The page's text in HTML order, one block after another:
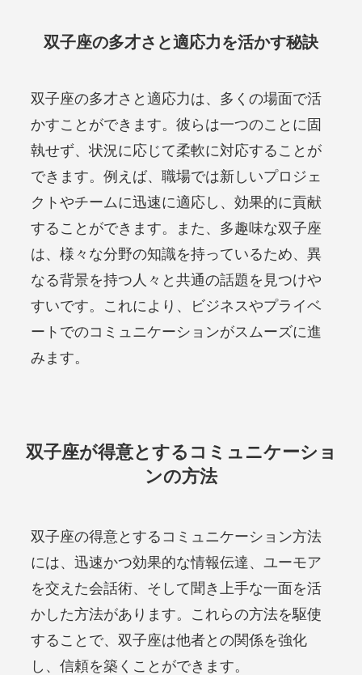
双子座の多才さと適応力を活かす秘訣
双子座の多才さと適応力は、多くの場面で活
かすことができます。彼らは一つのことに固
執せず、状況に応じて柔軟に対応することが
できます。例えば、職場では新しいプロジェ
クトやチームに迅速に適応し、効果的に貢献
することができます。また、多趣味な双子座
は、様々な分野の知識を持っているため、異
なる背景を持つ人々と共通の話題を見つけや
すいです。これにより、ビジネスやプライベ
ートでのコミュニケーションがスムーズに進
みます。
双子座が得意とするコミュニケーショ
ンの方法
双子座の得意とするコミュニケーション方法
には、迅速かつ効果的な情報伝達、ユーモア
を交えた会話術、そして聞き上手な一面を活
かした方法があります。これらの方法を駆使
することで、双子座は他者との関係を強化
し、信頼を築くことができます。